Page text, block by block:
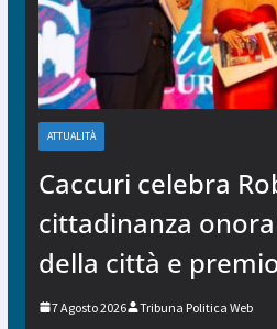
ATTUALITÀ
Caccuri celebra
cittadinanza
della città e
7 Agosto 2026 Tribuna Politica Web